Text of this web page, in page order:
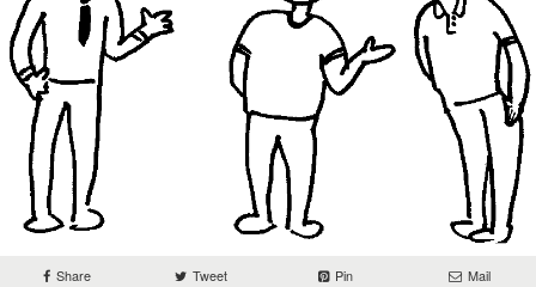
Share Tweet Pin Mail